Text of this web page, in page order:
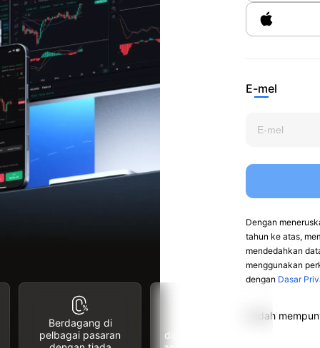
Berdagang di
pelbagai pasaran
diperlukan sehingga
E-mel
Dengan
tahun ke atas,
mendedahkan
menggunakan
dengan Dasar
Sudah